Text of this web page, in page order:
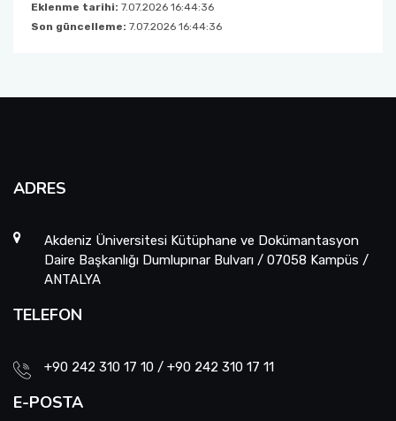
Eklenme tarihi: 7.07.2026 16:44:36
Son güncelleme: 7.07.2026 16:44:36
ADRES
Akdeniz Üniversitesi Kütüphane ve Dokümantasyon
Daire Başkanlığı Dumlupınar Bulvarı / 07058 Kampüs /
ANTALYA
TELEFON
+90 242 310 17 10 / +90 242 310 17 11
E-POSTA